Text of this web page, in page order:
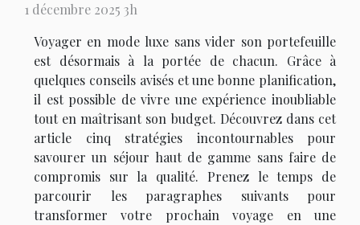
1 décembre 2025 3h
Voyager en mode luxe sans vider son portefeuille
est désormais à la portée de chacun. Grâce à
quelques conseils avisés et une bonne planification,
il est possible de vivre une expérience inoubliable
tout en maîtrisant son budget. Découvrez dans cet
article cinq stratégies incontournables pour
savourer un séjour haut de gamme sans faire de
compromis sur la qualité. Prenez le temps de
parcourir les paragraphes suivants pour
transformer votre prochain voyage en une